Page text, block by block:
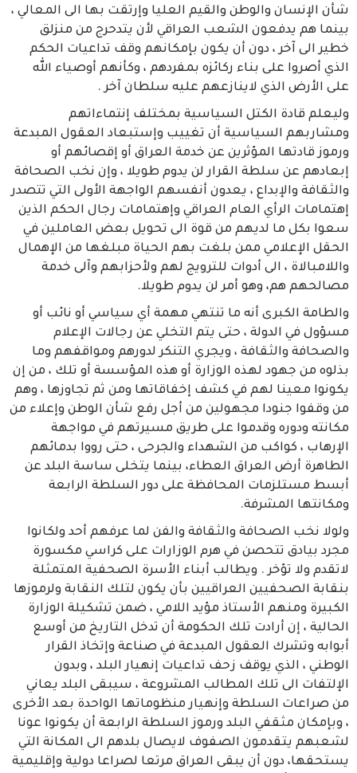
شأن الإنسان والوطن والقيم العليا وإرتقت بها الى المعالي ،
بينما هم يدفعون الشعب العراقي لأن يتدحرج من منزلق
خطير الى آخر ، دون أن يكون بإمكانهم وقف تداعيات الحكم
الذي أصروا على بناء ركائزه بمفردهم ، وكأنهم أوصياء الله
على الأرض الذي لاينازعهم عليه سلطان آخر .
وليعلم قادة الكتل السياسية بمختلف إنتماءاتهم
ومشاربهم السياسية أن تغييب وإستبعاد العقول المبدعة
ورموز قادتها المؤثرين عن خدمة العراق أو إقصائهم أو
إبعادهم عن سلطة القرار لن يدوم طويلا ، وإن نخب الصحافة
والثقافة والإبداع ، يعدون أنفسهم الواجهة الأولى التي تتصدر
إهتمامات الرأي العام العراقي وإهتمامات رجال الحكم الذين
سعوا بكل ما لديهم من قوة الى تحويل بعض العاملين في
الحقل الإعلامي ممن بلغت بهم الحياة مبلغها من الإهمال
واللامبالاة ، الى أدوات للترويج لهم ولأحزابهم وآلى خدمة
مصالحهم هم، وهو أمر لن يدوم طويلا.
والطامة الكبرى أنه ما تنتهي مهمة أي سياسي أو نائب أو
مسؤول في الدولة ، حتى يتم التخلي عن رجالات الإعلام
والصحافة والثقافة ، ويجري التنكر لدورهم ومواقفهم وما
بذلوه من جهود لهذه الوزارة أو هذه المؤسسة أو تلك ، من إن
يكونوا معينا لهم في كشف إخفاقاتها ومن ثم تجاوزها ، وهم
من وقفوا جنودا مجهولين من أجل رفع شأن الوطن وإعلاء من
مكانته ودوره وقدموا على طريق مسيرتهم في مواجهة
الإرهاب ، كواكب من الشهداء والجرحى ، حتى رووا بدمائهم
الطاهرة أرض العراق العطاء، بينما يتخلى ساسة البلد عن
أبسط مستلزمات المحافظة على دور السلطة الرابعة
ومكانتها المشرفة.
ولولا نخب الصحافة والثقافة والفن لما عرفهم أحد ولكانوا
مجرد بيادق تتحصن في هرم الوزارات على كراسي مكسورة
لاتقدم ولا تؤخر . ويطالب أبناء الأسرة الصحفية المتمثلة
بنقابة الصحفيين العراقيين بأن يكون لتلك النقابة ولرموزها
الكبيرة ومنهم الأستاذ مؤيد اللامي ، ضمن تشكيلة الوزارة
الحالية ، إن أرادت تلك الحكومة أن تدخل التاريخ من أوسع
أبوابه وتشرك العقول المبدعة في صناعة وإتخاذ القرار
الوطني ، الذي يوقف زحف تداعيات إنهيار البلد ، وبدون
الإلتفات الى تلك المطالب المشروعة ، سيبقى البلد يعاني
من صراعات السلطة وإنهيار منظوماتها الواحدة بعد الأخرى
، وبإمكان مثقفي البلد ورموز السلطة الرابعة أن يكونوا عونا
لشعبهم يتقدمون الصفوف لايصال بلدهم الى المكانة التي
يستحقها، دون أن يبقى العراق مرتعا لصراعا دولية وإقليمية